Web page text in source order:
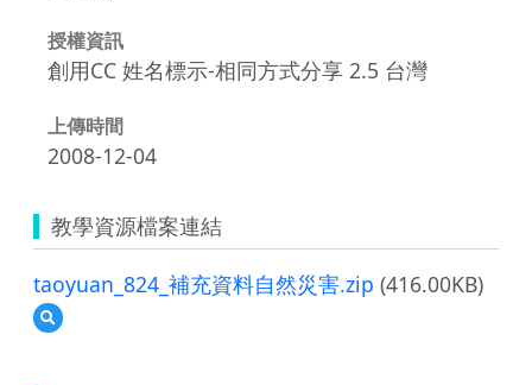
授權資訊
創用CC 姓名標示-相同方式分享 2.5 台灣
上傳時間
2008-12-04
教學資源檔案連結
taoyuan_824_補充資料自然災害.zip (416.00KB)
預
覽